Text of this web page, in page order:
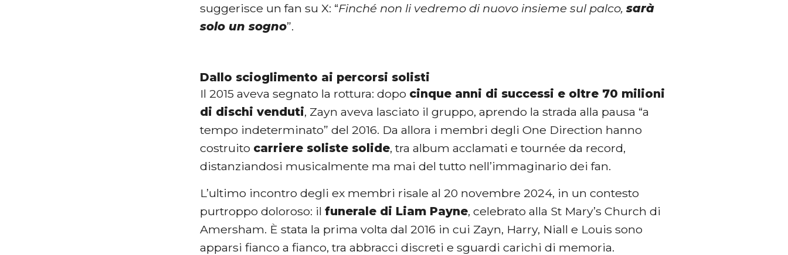
suggerisce un fan su X: “Finché non li vedremo di nuovo insieme sul palco,sarà
solo un sogno”.
Dallo scioglimento ai percorsi solisti
Il 2015 aveva segnato la rottura: dopo cinque anni di successi e oltre 70 milioni
di dischi venduti, Zayn aveva lasciato il gruppo, aprendo la strada alla pausa “a
tempo indeterminato” del 2016. Da allora i membri degli One Direction hanno
costruito carriere soliste solide, tra album acclamati e tournée da record,
distanziandosi musicalmente ma mai del tutto nell’immaginario dei fan.
L’ultimo incontro degli ex membri risale al 20 novembre 2024, in un contesto
purtroppo doloroso: ilfunerale di Liam Payne, celebrato alla St Mary’s Church di
Amersham. È stata la prima volta dal 2016 in cui Zayn, Harry, Niall e Louis sono
apparsi fianco a fianco, tra abbracci discreti e sguardi carichi di memoria.